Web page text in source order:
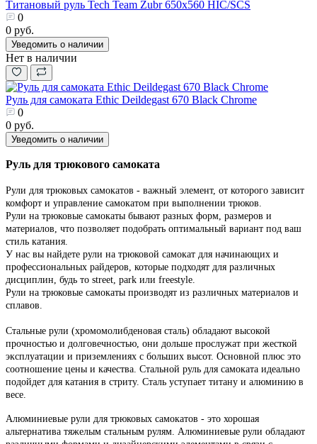
Титановый руль Tech Team Zubr 650x560 HIC/SCS
0
0 руб.
Уведомить о наличии
Нет в наличии
Руль для самоката Ethic Deildegast 670 Black Chrome
0
0 руб.
Уведомить о наличии
Руль для трюкового самоката
Рули для трюковых самокатов - важный элемент, от которого зависит
комфорт и управление самокатом при выполнении трюков.
Рули на трюковые самокаты бывают разных форм, размеров и
материалов, что позволяет подобрать оптимальный вариант под ваш
стиль катания.
У нас вы найдете рули на трюковой самокат для начинающих и
профессиональных райдеров, которые подходят для различных
дисциплин, будь то street, park или freestyle.
Рули на трюковые самокаты производят из различных материалов и
сплавов.
Стальные рули (хромомолибденовая сталь) обладают высокой
прочностью и долговечностью, они дольше прослужат при жесткой
эксплуатации и приземлениях с больших высот. Основной плюс это
соотношение цены и качества. Стальной руль для самоката идеально
подойдет для катания в стриту. Сталь уступает титану и алюминию в
весе.
Алюминиевые рули для трюковых самокатов - это хорошая
альтернатива тяжелым стальным рулям. Алюминиевые рули обладают